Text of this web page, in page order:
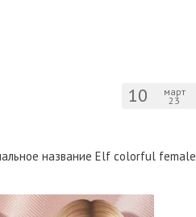
10 март
23
название Elf colorful female